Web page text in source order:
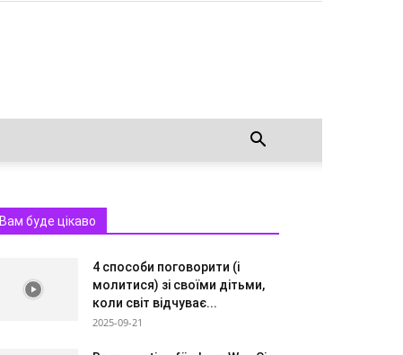
Вам буде цікаво
4 способи поговорити (і
молитися) зі своїми дітьми,
коли світ відчуває...
2025-09-21